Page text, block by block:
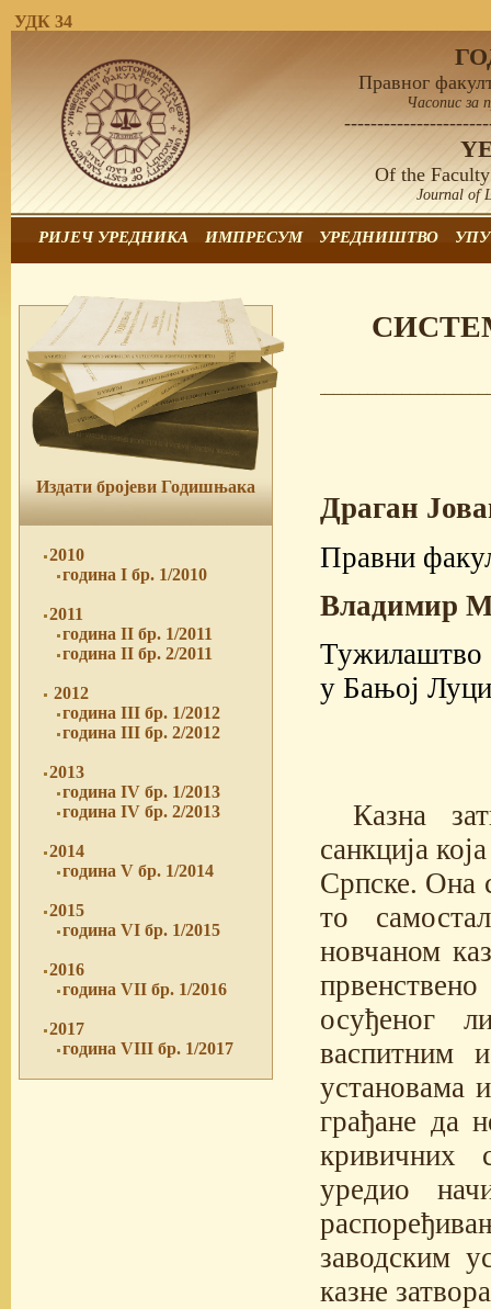
УДК 34
Правног
Часопис за
Of the
Journal of
РИЈЕЧ УРЕДНИКА ИМПРЕСУМ УРЕДНИШТВО
Издати бројеви Годишњака
2010
година I бр. 1/2010
2011
година II бр. 1/2011
година II бр. 2/2011
2012
година III бр. 1/2012
година III бр. 2/2012
2013
година IV бр. 1/2013
година IV бр. 2/2013
2014
година V бр. 1/2014
2015
година VI бр. 1/2015
2016
година VII бр. 1/2016
2017
година VIII бр. 1/2017
Драган
Правни
Владимир
Тужилаштво
у Бањој Луци
Казна
санкција
Српске. Она
то
новчаном
осуђеног
васпитним
установама
грађане да
кривичних
уредио
заводским
казне